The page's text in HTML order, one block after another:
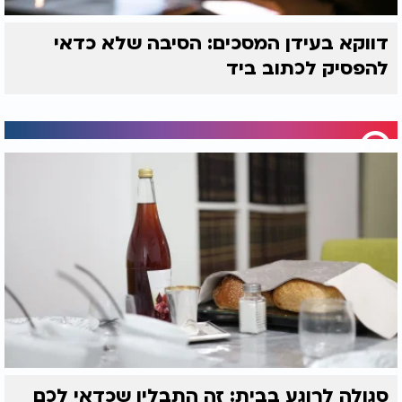
וכלים נקיים ולהימנע מצבירת לחות בתוך שקיות
לדברי ד"ר קופמן, גבינות רכות מומלץ לצרוך בתוך
ארבעה שבועות לאחר הפתיחה.
הגבינה, עדיף לא לקחת סיכון ולזרוק אותה לפח
דווקא בעידן המסכים: הסיבה שלא כדאי
להפסיק לכתוב ביד
סגולה לרוגע בבית: זה התבלין שכדאי לכם